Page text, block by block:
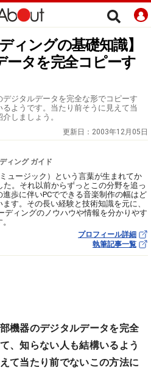
ィングの基礎知識】
タを完全コピーす
ジタルデータを完全な形でコピーす
ようです。当たり前そうに見えて当
しましょう。
更新日： 2003年12月05日
ィング ガイド
ュージック）という言葉が生まれてか
た。それ以前からずっとこの分野を追っ
歩に伴いPCでできる音楽制作の幅はど
す。その長い経験と技術知識を元に、
ディングのノウハウや情報を分かりやす
プロフィール詳細
執筆記事一覧
機器のデジタルデータを完全
、知らない人も結構いるよう
て当たり前でないこの方法に